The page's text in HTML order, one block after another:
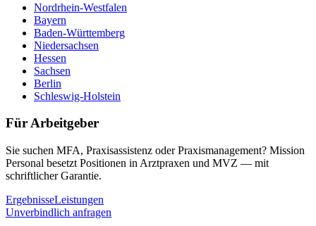
Nordrhein-Westfalen
Bayern
Baden-Württemberg
Niedersachsen
Hessen
Sachsen
Berlin
Schleswig-Holstein
Für Arbeitgeber
Sie suchen MFA, Praxisassistenz oder Praxismanagement? Mission
Personal besetzt Positionen in Arztpraxen und MVZ — mit
schriftlicher Garantie.
ErgebnisseLeistungen
Unverbindlich anfragen